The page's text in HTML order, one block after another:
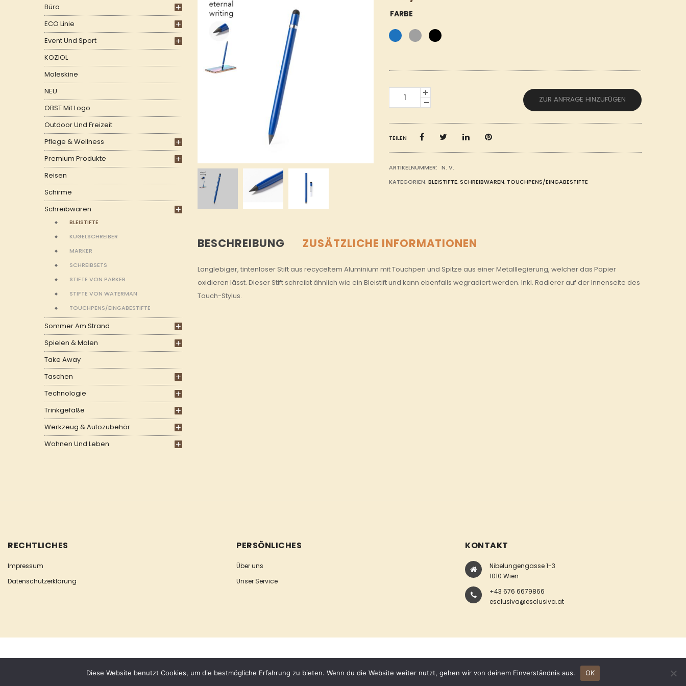
Büro
ECO Linie
Event Und Sport
KOZIOL
Moleskine
NEU
OBST Mit Logo
Outdoor Und Freizeit
Pflege & Wellness
Premium Produkte
Reisen
Schirme
Schreibwaren
BLEISTIFTE
KUGELSCHREIBER
MARKER
SCHREIBSETS
STIFTE VON PARKER
STIFTE VON WATERMAN
TOUCHPENS/EINGABESTIFTE
Sommer Am Strand
Spielen & Malen
Take Away
Taschen
Technologie
Trinkgefäße
Werkzeug & Autozubehör
Wohnen Und Leben
FARBE
TINTENLOSER
STIFT
MENGE
ZUR ANFRAGE HINZUFÜGEN
TEILEN
ARTIKELNUMMER: N. V.
KATEGORIEN: BLEISTIFTE,SCHREIBWAREN, TOUCHPENS/EINGABESTIFTE
BESCHREIBUNG ZUSÄTZLICHE INFORMATIONEN
Langlebiger, tintenloser Stift aus recyceltem Aluminium mit Touchpen und Spitze aus einer Metalllegierung, welcher das Papier
oxidieren lässt. Dieser Stift schreibt ähnlich wie ein Bleistift und kann ebenfalls wegradiert werden. Inkl. Radierer auf der Innenseite des
Touch-Stylus.
RECHTLICHES
Impressum
Datenschutzerklärung
PERSÖNLICHES
Über uns
Unser Service
KONTAKT
Nibelungengasse 1-3
1010 Wien
+43 676 6679866
esclusiva@esclusiva.at
Diese Website benutzt Cookies, um die bestmögliche Erfahrung zu bieten. Wenn du die Website weiter nutzt, gehen wir von deinem Einverständnis aus.
OK